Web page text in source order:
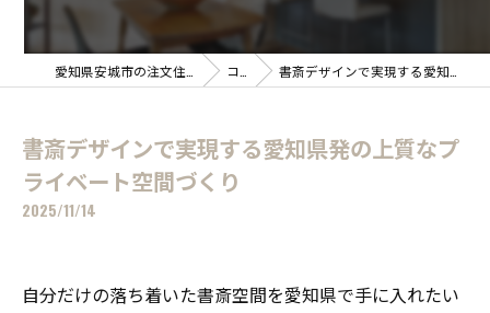
コラム 書斎デザインで実現する愛知県発の上質なプライベート空間づくり
書斎デザインで実現する愛知県発の上質なプ
ライベート空間づくり
2025/11/14
自分だけの落ち着いた書斎空間を愛知県で手に入れたい